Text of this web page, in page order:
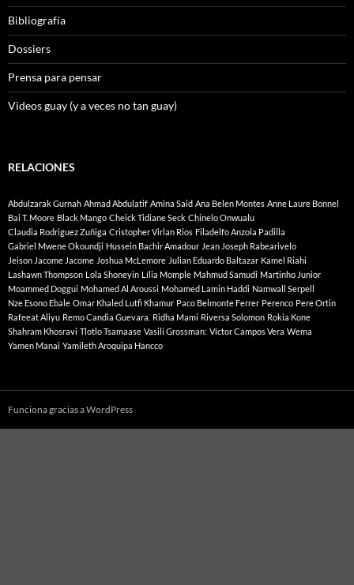
Bibliografía
Dossiers
Prensa para pensar
Videos guay (y a veces no tan guay)
RELACIONES
Abdulzarak Gurnah Ahmad Abdulatif Amina Said Ana Belen Montes Anne Laure Bonnel
Bai T. Moore Black Mango Cheick Tidiane Seck Chinelo Onwualu
Claudia Rodriguez Zuñiga Cristopher Virlan Rios Filadelfo Anzola Padilla
Gabriel Mwene Okoundji Hussein Bachir Amadour Jean Joseph Rabearivelo
Jeison Jacome Jacome Joshua McLemore Julian Eduardo Baltazar Kamel Riahi
Lashawn Thompson Lola Shoneyin Lília Momple Mahmud Samudi Martinho Junior
Moammed Doggui Mohamed Al Aroussi Mohamed Lamin Haddi Namwall Serpell
Nze Esono Ebale Omar Khaled Lutfi Khamur Paco Belmonte Ferrer Perenco Pere Ortin
Rafeeat Aliyu Remo Candia Guevara. Ridha Mami Riversa Solomon Rokia Kone
Shahram Khosravi Tlotlo Tsamaase Vasili Grossman: Víctor Campos Vera Wema
Yamen Manai Yamileth Aroquipa Hancco
Funciona gracias a WordPress